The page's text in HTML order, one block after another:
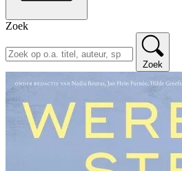
Zoek
Zoek